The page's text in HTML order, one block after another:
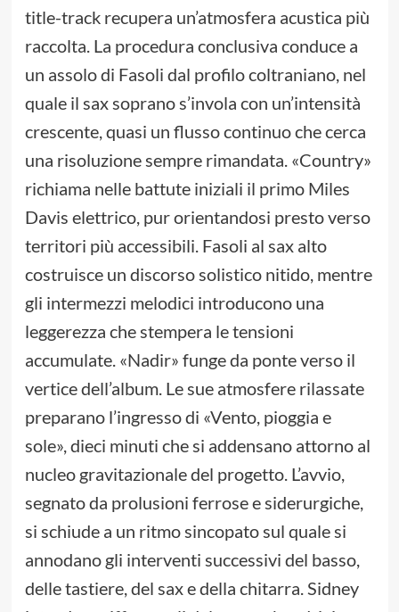
title-track recupera un’atmosfera acustica più
raccolta. La procedura conclusiva conduce a
un assolo di Fasoli dal profilo coltraniano, nel
quale il sax soprano s’invola con un’intensità
crescente, quasi un flusso continuo che cerca
una risoluzione sempre rimandata. «Country»
richiama nelle battute iniziali il primo Miles
Davis elettrico, pur orientandosi presto verso
territori più accessibili. Fasoli al sax alto
costruisce un discorso solistico nitido, mentre
gli intermezzi melodici introducono una
leggerezza che stempera le tensioni
accumulate. «Nadir» funge da ponte verso il
vertice dell’album. Le sue atmosfere rilassate
preparano l’ingresso di «Vento, pioggia e
sole», dieci minuti che si addensano attorno al
nucleo gravitazionale del progetto. L’avvio,
segnato da prolusioni ferrose e siderurgiche,
si schiude a un ritmo sincopato sul quale si
annodano gli interventi successivi del basso,
delle tastiere, del sax e della chitarra. Sidney